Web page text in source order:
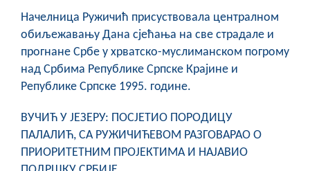
Обавјештења
Заштита од пожара
COVID 19
ФИНАНСИЈЕ
Начелница Ружичић присуствовала централном
обиљежавању Дана сјећања на све страдале и
прогнане Србе у хрватско-муслиманском погрому
над Србима Републике Српске Крајине и
Републике Српске 1995. године.
ВУЧИЋ У ЈЕЗЕРУ: ПОСЈЕТИО ПОРОДИЦУ
ПАЛАЛИЋ, СА РУЖИЧИЋЕВОМ РАЗГОВАРАО О
ПРИОРИТЕТНИМ ПРОЈЕКТИМА И НАЈАВИО